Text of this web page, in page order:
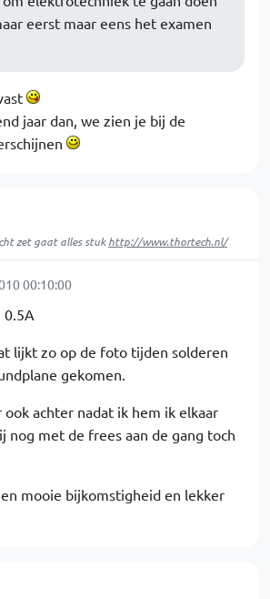
eerst maar eens het examen
jaar dan, we zien je bij de
zet gaat alles stukhttp://www.thortech.nl/
00:10:00
0.5A
lijkt zo op de foto tijden solderen
gekomen.
ook achter nadat ik hem ik elkaar
nog met de frees aan de gang toch
mooie bijkomstigheid en lekker